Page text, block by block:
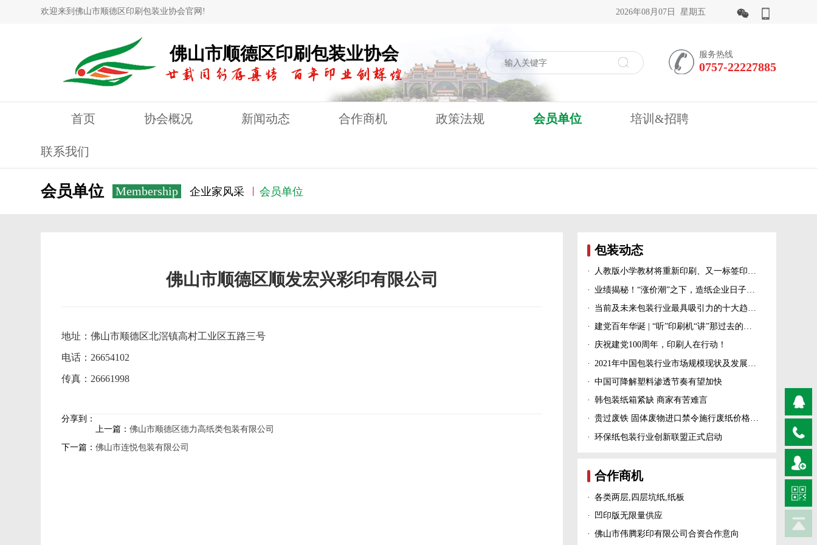
欢迎来到佛山市顺德区印刷包装业协会官网! 2026年08月07日 星期五
佛山市顺德区印刷包装业协会 服务热线
0757-22227885
首页 协会概况 新闻动态 合作商机 政策法规 会员单位 培训&招聘
联系我们
会员单位 Membership 企业家风采 会员单位
佛山市顺德区顺发宏兴彩印有限公司
地址：佛山市顺德区北滘镇高村工业区五路三号
电话：26654102
传真：26661998
分享到：
上一篇：佛山市顺德区德力高纸类包装有限公司
下一篇：佛山市连悦包装有限公司
包装动态
· 人教版小学教材将重新印刷、又一标签印刷行业展会宣布延期、5家造纸及包装印刷富豪上榜新财富500富人榜......
·
·
· 建党百年华诞 | “听”印刷机“讲”那过去的峥嵘岁月！
· 庆祝建党100周年，印刷人在行动！
·
· 中国可降解塑料渗透节奏有望加快
· 韩包装纸箱紧缺 商家有苦难言
· 贵过废铁 固体废物进口禁令施行废纸价格上涨！
· 环保纸包装行业创新联盟正式启动
合作商机
· 各类两层,四层坑纸,纸板
· 凹印版无限量供应
· 佛山市伟腾彩印有限公司合资合作意向